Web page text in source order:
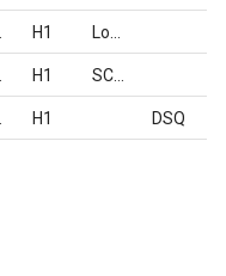
H1
H1
H1 DSQ